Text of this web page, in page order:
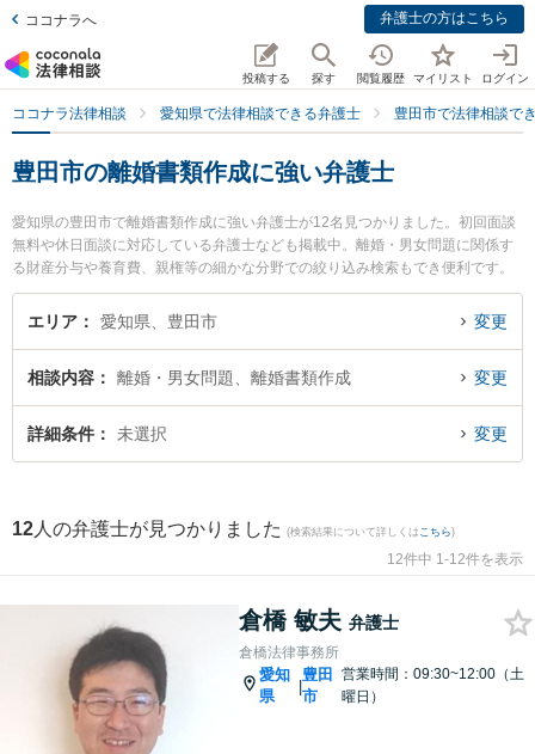
ココナラへ 弁護士の方はこちら
投稿する 探す 閲覧履歴 マイリスト ログイン
ココナラ法律相談 愛知県で法律相談できる弁護士 豊田市で法律相談で
豊田市の離婚書類作成に強い弁護士
愛知県の豊田市で離婚書類作成に強い弁護士が12名見つかりました。初回面談
無料や休日面談に対応している弁護士なども掲載中。離婚・男女問題に関係す
る財産分与や養育費、親権等の細かな分野での絞り込み検索もでき便利です。
特に倉橋法律事務所の倉橋 敏夫弁護士や豊田シティ法律事務所の米田 聖志弁護
士、豊田総合法律事務所の川口 岳宏弁護士のプロフィール情報や弁護士費用、
実績豊富な近くの弁護士を検索したい』『初回相談無料で離婚書類作成を法律
相談できる豊田市内の弁護士に相談予約したい』などでお困りの相談者さんに
おすすめです。
エリア 愛知県、豊田市 変更
相談内容 離婚・男女問題、離婚書類作成 変更
詳細条件 未選択 変更
12 人の弁護士が見つかりました (検索結果について詳しくは こちら)
12件中 1-12件を表示
倉橋 敏夫 弁護士
倉橋法律事務所
愛知
県
|
豊田
市
営業時間：09:30~12:00（土
曜日）